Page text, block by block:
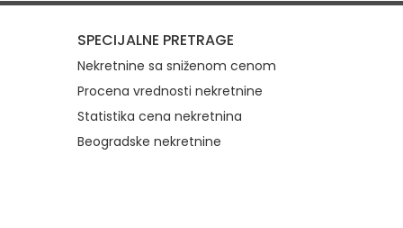
SPECIJALNE PRETRAGE
Nekretnine sa sniženom cenom
Procena vrednosti nekretnine
Statistika cena nekretnina
Beogradske nekretnine